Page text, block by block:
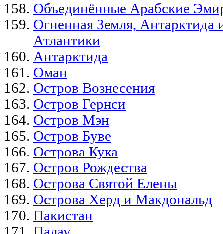
Объединённые Арабские
Огненная Земля,
Атлантики
Антарктида
Оман
Остров Вознесения
Остров Гернси
Остров Мэн
Остров Буве
Острова Кука
Остров Рождества
Острова Святой Елены
Острова Херд и Макдональд
Пакистан